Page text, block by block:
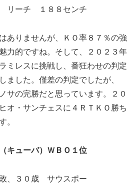
ーチ １８８センチ
ありませんが、ＫＯ率８７％の強
力的ですね。そして、２０２３年
ミレスに挑戦し、番狂わせの判定
ました。僅差の判定でしたが、
サの完勝だと思っています。２０
オ・サンチェスに４ＲＴＫＯ勝ち
。
キューバ）ＷＢＯ１位
、３０歳 サウスポー